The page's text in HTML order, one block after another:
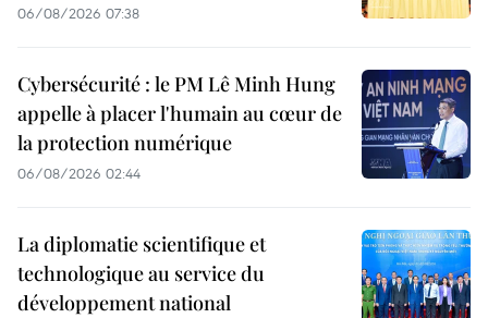
06/08/2026 07:38
Cybersécurité : le PM Lê Minh Hung
appelle à placer l'humain au cœur de
la protection numérique
06/08/2026 02:44
La diplomatie scientifique et
technologique au service du
développement national